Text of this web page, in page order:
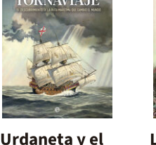
Urdaneta y el